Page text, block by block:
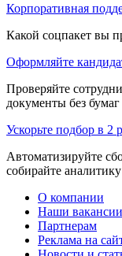
Корпоративная
Какой соцпакет вы
Оформляйте
Проверяйте
документы без
Ускорьте подбор в 2
Автоматизируйте
собирайте
О компании
Наши вакансии
Партнерам
Реклама на